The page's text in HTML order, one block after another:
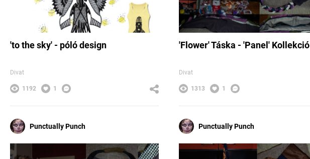
'to the sky' - póló design
Divat
1192 1
'Flower' Táska - 'Panel' Kollekció
Divat
1313 1
Punctually Punch Punctually Punch